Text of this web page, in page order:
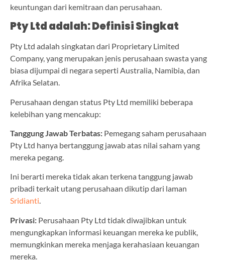
keuntungan dari kemitraan dan perusahaan.
Pty Ltd adalah: Definisi Singkat
Pty Ltd adalah singkatan dari Proprietary Limited
Company, yang merupakan jenis perusahaan swasta yang
biasa dijumpai di negara seperti Australia, Namibia, dan
Afrika Selatan.
Perusahaan dengan status Pty Ltd memiliki beberapa
kelebihan yang mencakup:
Tanggung Jawab Terbatas: Pemegang saham perusahaan
Pty Ltd hanya bertanggung jawab atas nilai saham yang
mereka pegang.
Ini berarti mereka tidak akan terkena tanggung jawab
pribadi terkait utang perusahaan dikutip dari laman
Sridianti.
Privasi: Perusahaan Pty Ltd tidak diwajibkan untuk
mengungkapkan informasi keuangan mereka ke publik,
memungkinkan mereka menjaga kerahasiaan keuangan
mereka.